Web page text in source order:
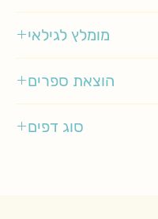
מומלץ לגילאי
הוצאת ספרים
סוג דפים